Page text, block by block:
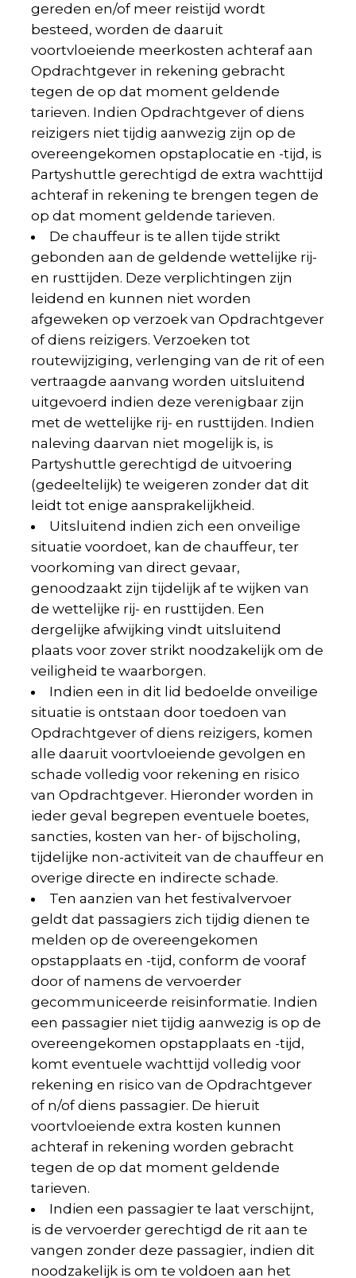
gereden en/of meer reistijd wordt
besteed, worden de daaruit
voortvloeiende meerkosten achteraf aan
Opdrachtgever in rekening gebracht
tegen de op dat moment geldende
tarieven. Indien Opdrachtgever of diens
reizigers niet tijdig aanwezig zijn op de
overeengekomen opstaplocatie en -tijd, is
Partyshuttle gerechtigd de extra wachttijd
achteraf in rekening te brengen tegen de
op dat moment geldende tarieven.
De chauffeur is te allen tijde strikt
gebonden aan de geldende wettelijke rij-
en rusttijden. Deze verplichtingen zijn
leidend en kunnen niet worden
afgeweken op verzoek van Opdrachtgever
of diens reizigers. Verzoeken tot
routewijziging, verlenging van de rit of een
vertraagde aanvang worden uitsluitend
uitgevoerd indien deze verenigbaar zijn
met de wettelijke rij- en rusttijden. Indien
naleving daarvan niet mogelijk is, is
Partyshuttle gerechtigd de uitvoering
(gedeeltelijk) te weigeren zonder dat dit
leidt tot enige aansprakelijkheid.
Uitsluitend indien zich een onveilige
situatie voordoet, kan de chauffeur, ter
voorkoming van direct gevaar,
genoodzaakt zijn tijdelijk af te wijken van
de wettelijke rij- en rusttijden. Een
dergelijke afwijking vindt uitsluitend
plaats voor zover strikt noodzakelijk om de
veiligheid te waarborgen.
Indien een in dit lid bedoelde onveilige
situatie is ontstaan door toedoen van
Opdrachtgever of diens reizigers, komen
alle daaruit voortvloeiende gevolgen en
schade volledig voor rekening en risico
van Opdrachtgever. Hieronder worden in
ieder geval begrepen eventuele boetes,
sancties, kosten van her- of bijscholing,
tijdelijke non-activiteit van de chauffeur en
overige directe en indirecte schade.
Ten aanzien van het festivalvervoer
geldt dat passagiers zich tijdig dienen te
melden op de overeengekomen
opstapplaats en -tijd, conform de vooraf
door of namens de vervoerder
gecommuniceerde reisinformatie. Indien
een passagier niet tijdig aanwezig is op de
overeengekomen opstapplaats en -tijd,
komt eventuele wachttijd volledig voor
rekening en risico van de Opdrachtgever
of n/of diens passagier. De hieruit
voortvloeiende extra kosten kunnen
achteraf in rekening worden gebracht
tegen de op dat moment geldende
tarieven.
Indien een passagier te laat verschijnt,
is de vervoerder gerechtigd de rit aan te
vangen zonder deze passagier, indien dit
noodzakelijk is om te voldoen aan het